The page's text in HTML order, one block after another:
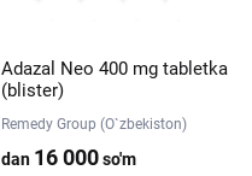
Adazal Neo 400 mg tabletka
(blister)
Remedy Group (O`zbekiston)
dan 16 000so'm